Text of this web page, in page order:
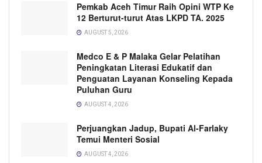
Pemkab Aceh Timur Raih Opini WTP Ke
12 Berturut-turut Atas LKPD TA. 2025
AUGUST 5, 2026
Medco E & P Malaka Gelar Pelatihan
Peningkatan Literasi Edukatif dan
Penguatan Layanan Konseling Kepada
Puluhan Guru
AUGUST 4, 2026
Perjuangkan Jadup, Bupati Al-Farlaky
Temui Menteri Sosial
AUGUST 4, 2026